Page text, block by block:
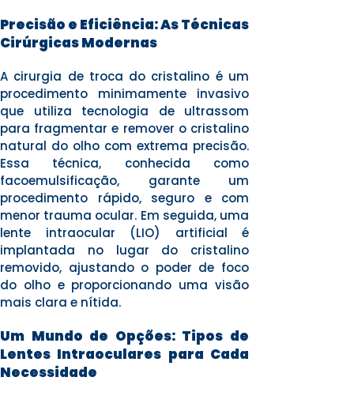
Precisão e Eficiência: As Técnicas
Cirúrgicas Modernas
A cirurgia de troca do cristalino é um
procedimento minimamente invasivo
que utiliza tecnologia de ultrassom
para fragmentar e remover o cristalino
natural do olho com extrema precisão.
Essa técnica, conhecida como
facoemulsificação, garante um
procedimento rápido, seguro e com
menor trauma ocular. Em seguida, uma
lente intraocular (LIO) artificial é
implantada no lugar do cristalino
removido, ajustando o poder de foco
do olho e proporcionando uma visão
mais clara e nítida.
Um Mundo de Opções: Tipos de
Lentes Intraoculares para Cada
Necessidade